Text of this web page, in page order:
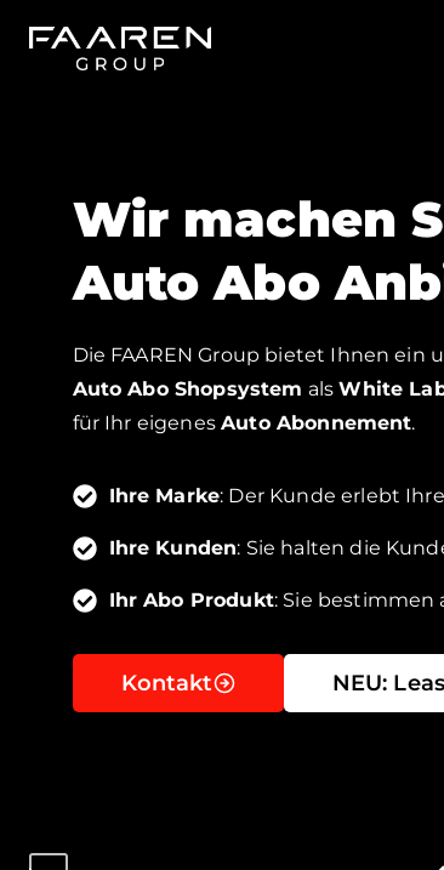
Inhalt
Wir machen
Auto Abo
Die FAAREN Group bietet Ihnen ein
Auto Abo Shopsystem alsWhite
für Ihr eigenesAuto Abonnement.
Ihre Marke: Der Kunde erlebt
Ihre Kunden: Sie halten die
Ihr Abo Produkt: Sie bestimmen
Kontakt NEU: